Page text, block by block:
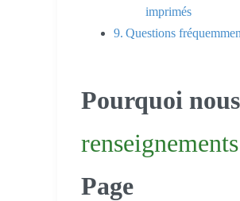
imprimés
Questions
Pourquoi
Page